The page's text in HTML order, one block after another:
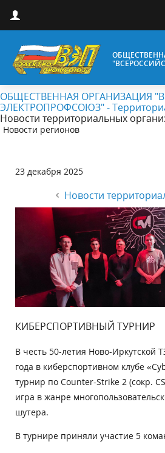
ОБЩЕСТВЕННАЯ ОРГАНИЗАЦИЯ
ЭЛЕКТРОПРОФСОЮЗ" -
Новости территориальных
Новости регионов
23 декабря 2025
Новости
КИБЕРСПОРТИВНЫЙ ТУРНИР
В честь 50-летия Ново-Иркутской
года в киберспортивном клубе
турнир по Counter-Strike 2 (сокр.
игра в жанре
шутера.
В турнире приняли участие 5